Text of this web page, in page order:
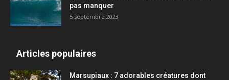
pas manquer
5 septembre 2023
Articles populaires
Marsupiaux : 7 adorables créatures dont